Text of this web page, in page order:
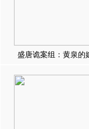
盛唐诡案组：黄泉的